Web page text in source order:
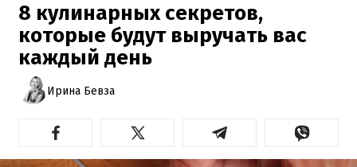
8 кулинарных секретов,
которые будут выручать вас
каждый день
Ирина Бевза